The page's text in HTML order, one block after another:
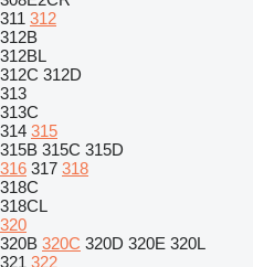
311 312
312B
312BL
312C 312D
313
313C
314 315
315B 315C 315D
316 317 318
318C
318CL
320
320B 320C 320D 320E 320L
321 322